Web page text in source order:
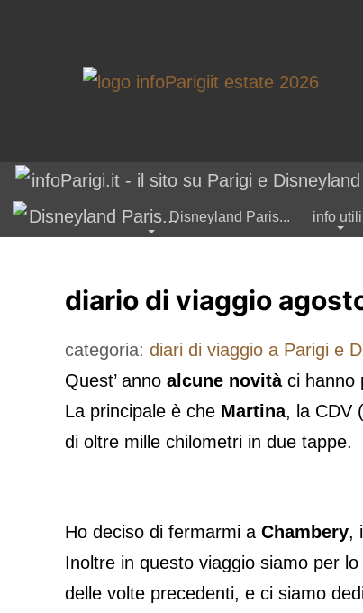
Disneyland Paris... info
Type
diario di viaggio
categoria: diari di viaggio a Parigi e
Quest’ anno alcune novitàci hanno
La principale è che Martina, la CDV
di oltre mille chilometri in due tappe.
Ho deciso di fermarmi a Chambery,
Inoltre in questo viaggio siamo per
delle volte precedenti, e ci siamo